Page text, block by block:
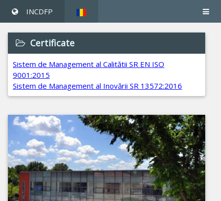
INCDFP
Certificate
Sistem de Management al Calitătii SR EN ISO
9001:2015
Sistem de Management al Inovării SR 13572:2016